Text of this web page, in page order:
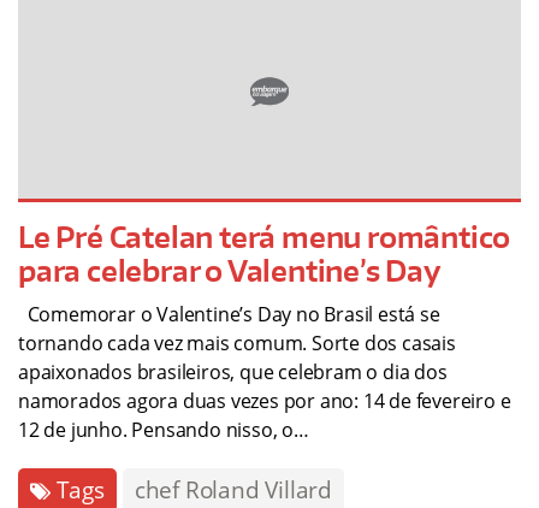
Le Pré Catelan terá menu romântico
para celebrar o Valentine’s Day
Comemorar o Valentine’s Day no Brasil está se
tornando cada vez mais comum. Sorte dos casais
apaixonados brasileiros, que celebram o dia dos
namorados agora duas vezes por ano: 14 de fevereiro e
12 de junho. Pensando nisso, o…
Tags
chef Roland Villard